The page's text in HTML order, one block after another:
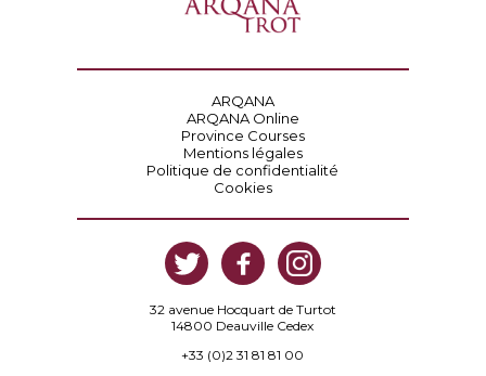
ARQANA
ARQANA Online
Province Courses
Mentions légales
Politique de confidentialité
Cookies
32 avenue Hocquart de Turtot
14800 Deauville Cedex
+33 (0)2 31 81 81 00